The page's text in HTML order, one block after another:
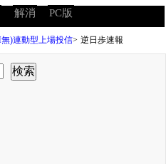
解消 PC版
)連動型上場投信> 逆日歩速報